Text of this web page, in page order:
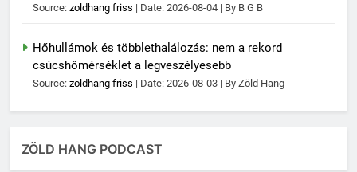
Source: zoldhang friss Date: 2026-08-04 By B G B
Hőhullámok és többlethalálozás: nem a rekord
csúcshőmérséklet a legveszélyesebb
Source: zoldhang friss Date: 2026-08-03 By Zöld Hang
ZÖLD HANG PODCAST